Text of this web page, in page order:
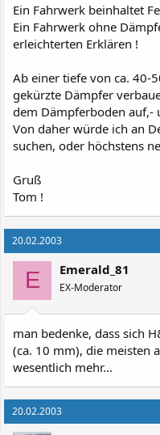
Ein Fahrwerk beinhaltet
Ein Fahrwerk ohne
erleichterten Erklären !
Ab einer tiefe von ca. 40-
gekürzte Dämpfer
dem Dämpferboden auf,-
Von daher würde ich an
suchen, oder höchstens
Gruß
Tom !
20.02.2003
E Emerald_81
EX-Moderator
man bedenke, dass sich
(ca. 10 mm), die meisten
wesentlich mehr...
20.02.2003